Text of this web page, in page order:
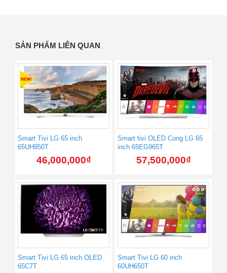
SẢN PHẨM LIÊN QUAN
Smart Tivi LG 65 inch
65UH950T
46,000,000₫
Smart tivi OLED Cong LG 65
inch 65EG965T
57,500,000₫
Smart Tivi LG 65 inch OLED
65C7T
Smart Tivi LG 60 inch
60UH650T